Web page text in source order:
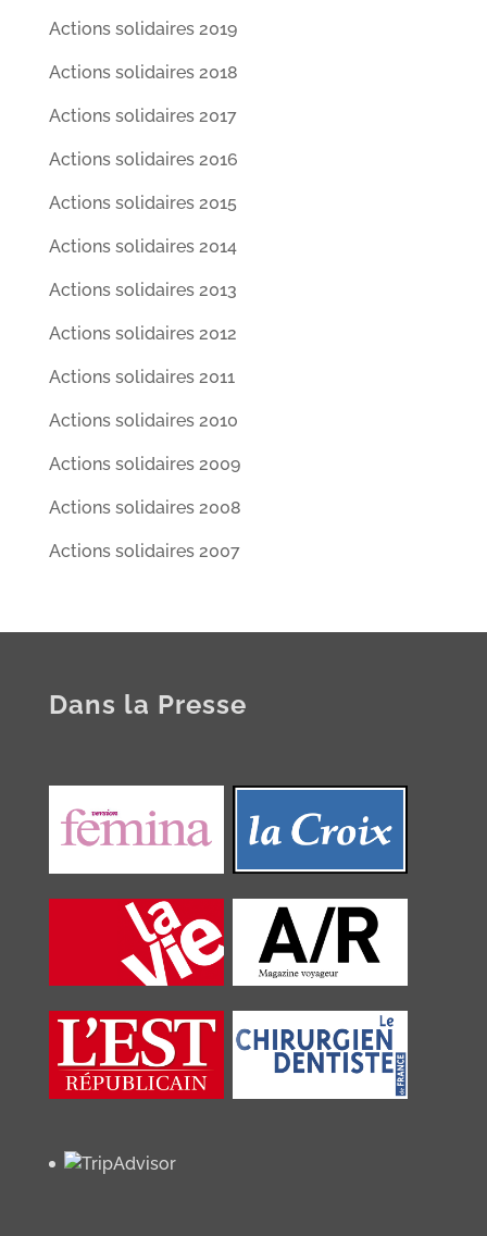
Actions solidaires 2019
Actions solidaires 2018
Actions solidaires 2017
Actions solidaires 2016
Actions solidaires 2015
Actions solidaires 2014
Actions solidaires 2013
Actions solidaires 2012
Actions solidaires 2011
Actions solidaires 2010
Actions solidaires 2009
Actions solidaires 2008
Actions solidaires 2007
Dans la Presse